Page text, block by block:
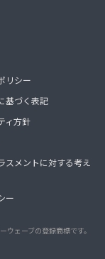
リシー
基づく表記
ィ方針
スメントに対する考え
ー
ウェーブの登録商標です。